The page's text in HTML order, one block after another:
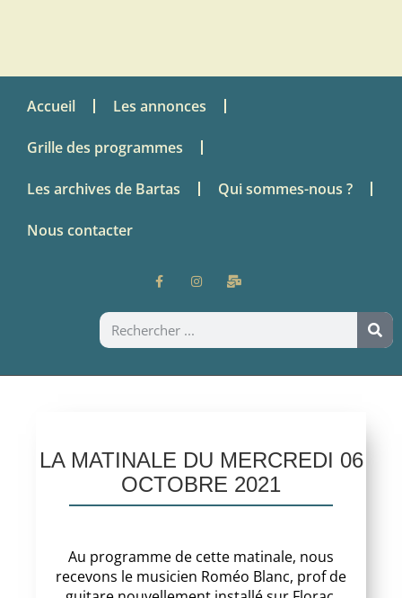
Accueil Les annonces
Grille des programmes
Les archives de Bartas Qui sommes-nous ?
Nous contacter
LA MATINALE DU MERCREDI 06
OCTOBRE 2021
Au programme de cette matinale, nous
recevons le musicien Roméo Blanc, prof de